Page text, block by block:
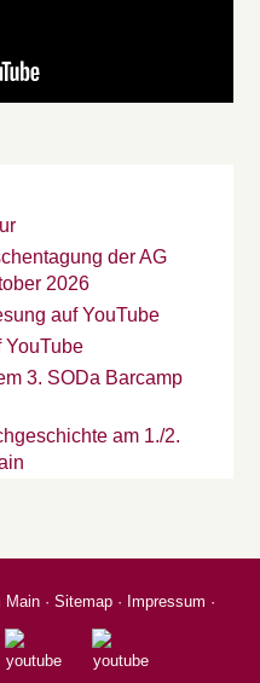
der AG
2026
auf YouTube
YouTube
3. SODa Barcamp
am 1./2.
Main · Sitemap · Impressum ·